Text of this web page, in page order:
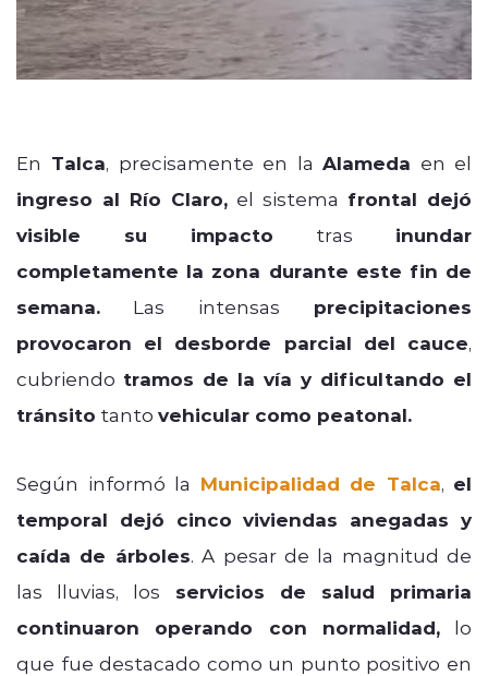
En Talca, precisamente en laAlameda en el
ingreso al Río Claro, el sistema frontal dejó
visible su impacto tras inundar
completamente la zona durante este fin de
semana. Las intensas precipitaciones
provocaron el desborde parcial del cauce,
cubriendo tramos de la vía y dificultando el
tránsito tanto vehicular como peatonal.
Según informó la Municipalidad de Talca, el
temporal dejó cinco viviendas anegadas y
caída de árboles. A pesar de la magnitud de
las lluvias, los servicios de salud primaria
continuaron operando con normalidad,lo
que fue destacado como un punto positivo en